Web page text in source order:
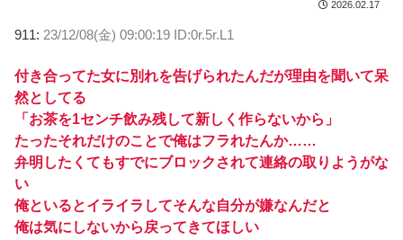
2026.02.17
911: 23/12/08(金) 09:00:19 ID:0r.5r.L1
付き合ってた女に別れを告げられたんだが理由を聞いて呆
然としてる
「お茶を1センチ飲み残して新しく作らないから」
たったそれだけのことで俺はフラれたんか……
弁明したくてもすでにブロックされて連絡の取りようがな
い
俺といるとイライラしてそんな自分が嫌なんだと
俺は気にしないから戻ってきてほしい